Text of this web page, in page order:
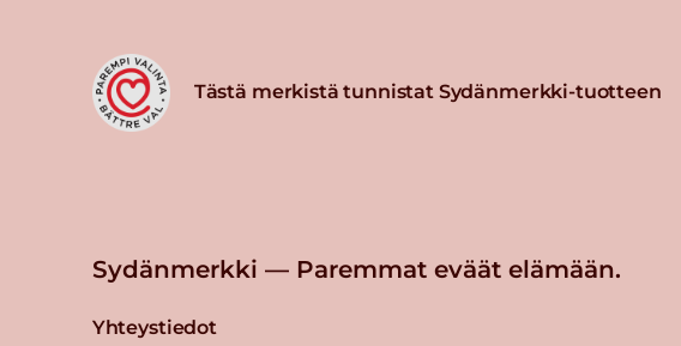
Tästä merkistä tunnistat Sydänmerkki-tuotteen
Sydänmerkki — Paremmat eväät elämään.
Yhteystiedot